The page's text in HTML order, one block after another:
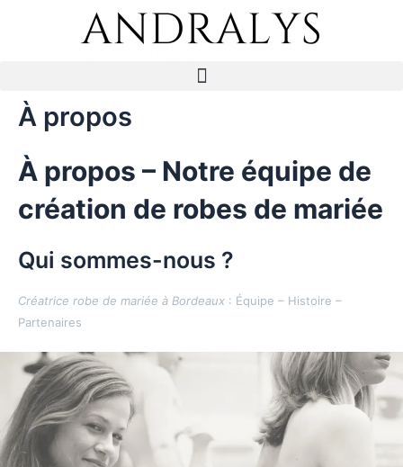
Menu
À propos
À propos – Notre équipe de
création de robes de mariée
Qui sommes-nous ?
Créatrice robe de mariée à Bordeaux : Équipe – Histoire –
Partenaires